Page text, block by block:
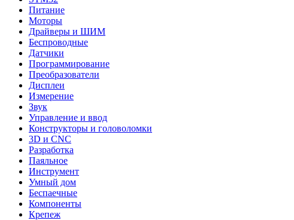
Питание
Моторы
Драйверы и ШИМ
Беспроводные
Датчики
Программирование
Преобразователи
Дисплеи
Измерение
Звук
Управление и ввод
Конструкторы и головоломки
3D и CNC
Разработка
Паяльное
Инструмент
Умный дом
Беспаечные
Компоненты
Крепеж